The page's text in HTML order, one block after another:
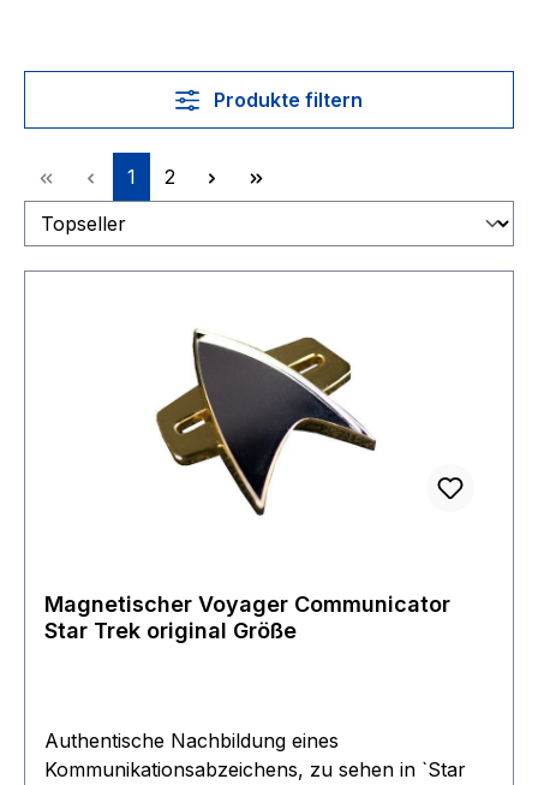
Produkte filtern
Seite
1 Seite
2
Magnetischer Voyager Communicator
Star Trek original Größe
Authentische Nachbildung eines
Kommunikationsabzeichens, zu sehen in `Star